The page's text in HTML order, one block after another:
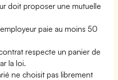
doit proposer une mutuelle
paie au moins 50
respecte un panier de
la loi.
ne choisit pas librement